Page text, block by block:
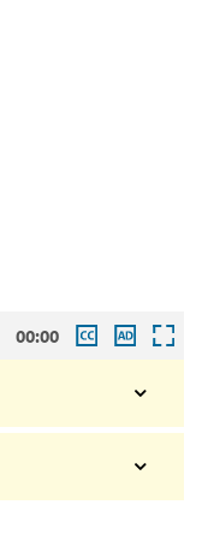
00:00